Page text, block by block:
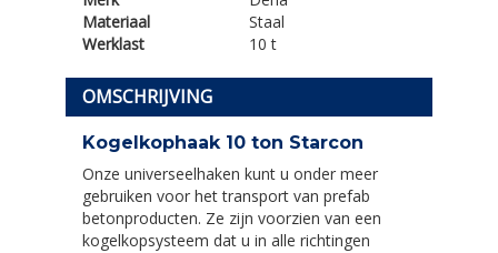
Materiaal
Staal
Werklast
10 t
OMSCHRIJVING
Kogelkophaak 10 ton Starcon
Onze universeelhaken kunt u onder meer
gebruiken voor het transport van prefab
betonproducten. Ze zijn voorzien van een
kogelkopsysteem dat u in alle richtingen